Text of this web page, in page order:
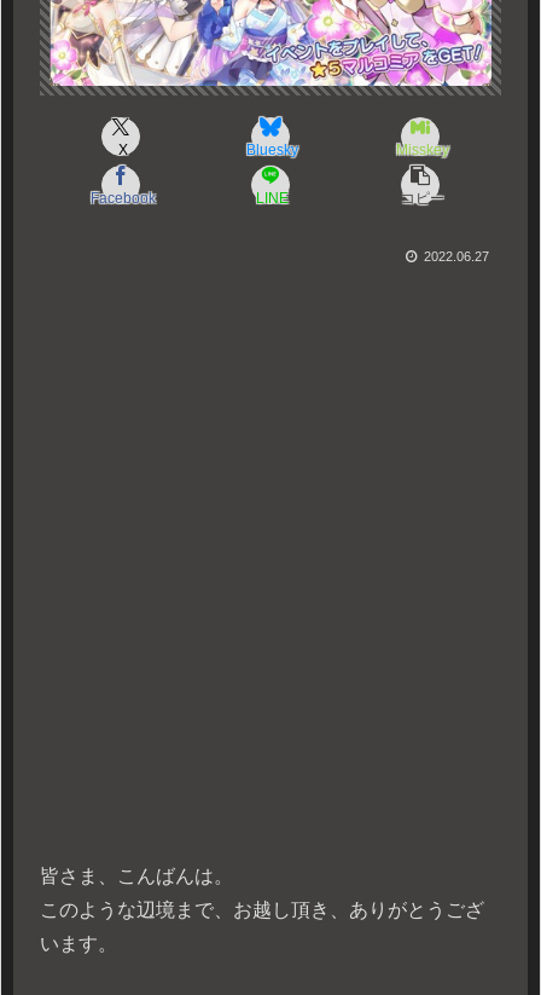
X Bluesky Misskey
Facebook LINE コピー
2022.06.27
皆さま、こんばんは。
このような辺境まで、お越し頂き、ありがとうござ
います。